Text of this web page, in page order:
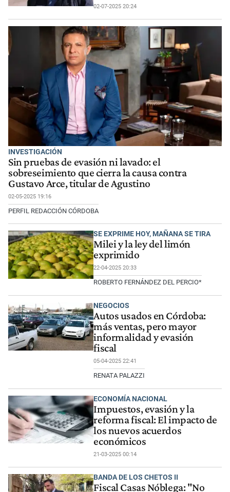
02-07-2025 20:24
INVESTIGACIÓN
Sin pruebas de evasión ni lavado: el
sobreseimiento que cierra la causa contra
Gustavo Arce, titular de Agustino
02-05-2025 19:16
PERFIL REDACCIÓN CÓRDOBA
SE EXPRIME HOY, MAÑANA SE TIRA
Milei y la ley del limón
exprimido
22-04-2025 20:33
ROBERTO FERNÁNDEZ DEL PERCIO*
NEGOCIOS
Autos usados en Córdoba:
más ventas, pero mayor
informalidad y evasión
fiscal
05-04-2025 22:41
RENATA PALAZZI
ECONOMÍA NACIONAL
Impuestos, evasión y la
reforma fiscal: El impacto de
los nuevos acuerdos
económicos
21-03-2025 00:14
BANDA DE LOS CHETOS II
Fiscal Casas Nóblega: "No